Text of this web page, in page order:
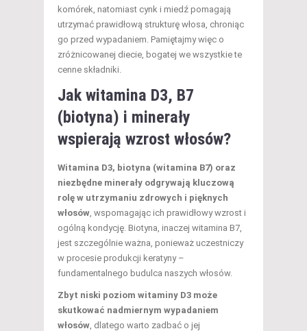
komórek, natomiast cynk i miedź pomagają
utrzymać prawidłową strukturę włosa, chroniąc
go przed wypadaniem. Pamiętajmy więc o
zróżnicowanej diecie, bogatej we wszystkie te
cenne składniki.
Jak witamina D3, B7
(biotyna) i minerały
wspierają wzrost włosów?
Witamina D3, biotyna (witamina B7) oraz
niezbędne minerały odgrywają kluczową
rolę w utrzymaniu zdrowych i pięknych
włosów , wspomagając ich prawidłowy wzrost i
ogólną kondycję. Biotyna, inaczej witamina B7,
jest szczególnie ważna, ponieważ uczestniczy
w procesie produkcji keratyny –
fundamentalnego budulca naszych włosów.
Zbyt niski poziom witaminy D3 może
skutkować nadmiernym wypadaniem
włosów , dlatego warto zadbać o jej